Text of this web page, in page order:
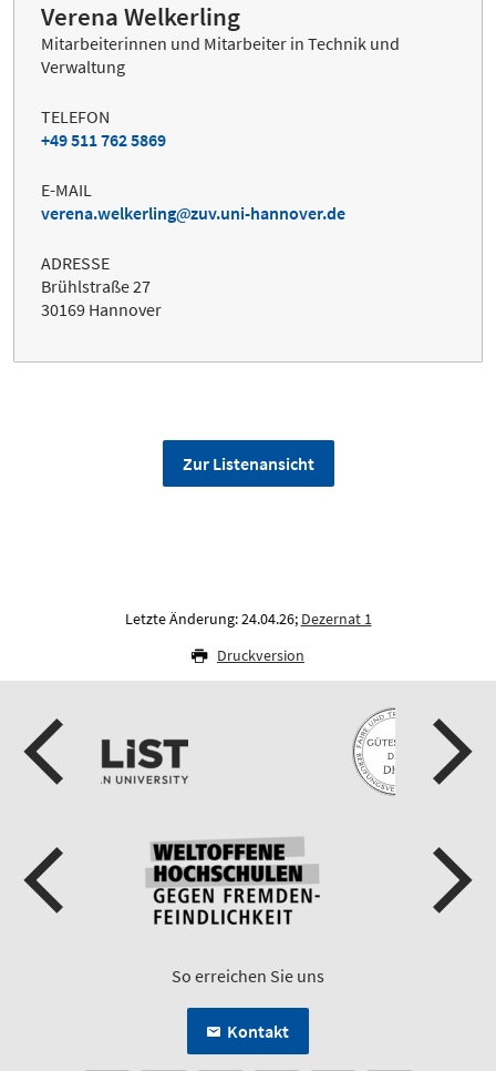
Verena Welkerling
Mitarbeiterinnen und Mitarbeiter in Technik und
Verwaltung
TELEFON
+49 511 762 5869
E-MAIL
verena.welkerling
zuv.uni-hannover.de
ADRESSE
Brühlstraße 27
30169 Hannover
Zur Listenansicht
Letzte Änderung: 24.04.26; Dezernat 1
Druckversion
So erreichen Sie uns
Kontakt